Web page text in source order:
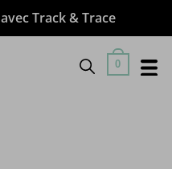
Track & Trace
0